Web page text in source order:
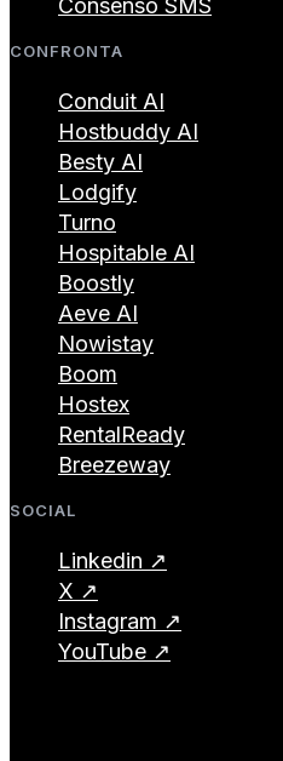
Consenso SMS
CONFRONTA
Conduit AI
Hostbuddy AI
Besty AI
Lodgify
Turno
Hospitable AI
Boostly
Aeve AI
Nowistay
Boom
Hostex
RentalReady
Breezeway
SOCIAL
Linkedin ↗
X ↗
Instagram ↗
YouTube ↗